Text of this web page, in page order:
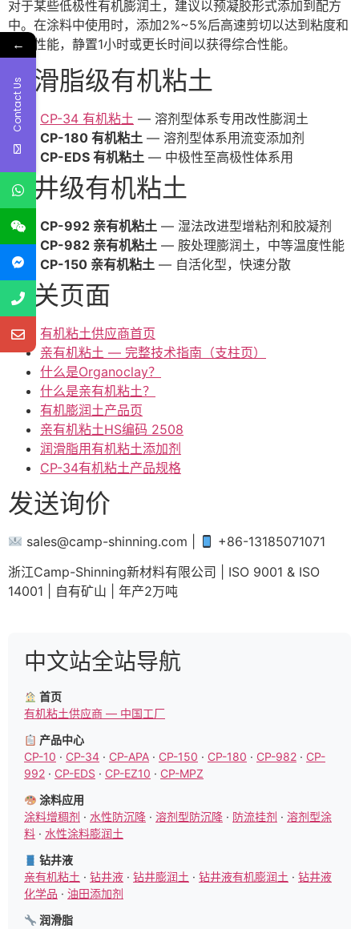
对于某些低极性有机膨润土，建议以预凝胶形式添加到配方
中。在涂料中使用时，添加2%~5%后高速剪切以达到粘度和
触变性能，静置1小时或更长时间以获得综合性能。
润滑脂级有机粘土
CP-34 有机粘土 — 溶剂型体系专用改性膨润土
CP-180 有机粘土 — 溶剂型体系用流变添加剂
CP-EDS 有机粘土 — 中极性至高极性体系用
钻井级有机粘土
CP-992 亲有机粘土 — 湿法改进型增粘剂和胶凝剂
CP-982 亲有机粘土 — 胺处理膨润土，中等温度性能
CP-150 亲有机粘土 — 自活化型，快速分散
相关页面
有机粘土供应商首页
亲有机粘土 — 完整技术指南（支柱页）
什么是Organoclay？
什么是亲有机粘土？
有机膨润土产品页
亲有机粘土HS编码 2508
润滑脂用有机粘土添加剂
CP-34有机粘土产品规格
发送询价
sales@camp-shinning.com
+86-13185071071
浙江Camp-Shinning新材料有限公司 | ISO 9001 & ISO
14001 | 自有矿山 | 年产2万吨
中文站全站导航
首页
有机粘土供应商 — 中国工厂
产品中心
CP-10 · CP-34 · CP-APA · CP-150 · CP-180 · CP-982 · CP-
992 · CP-EDS · CP-EZ10 · CP-MPZ
涂料应用
涂料增稠剂 · 水性防沉降 · 溶剂型防沉降 · 防流挂剂 · 溶剂型涂
料 · 水性涂料膨润土
钻井液
亲有机粘土 · 钻井液 · 钻井膨润土 · 钻井液有机膨润土 · 钻井液
化学品 · 油田添加剂
润滑脂
←
Contact Us